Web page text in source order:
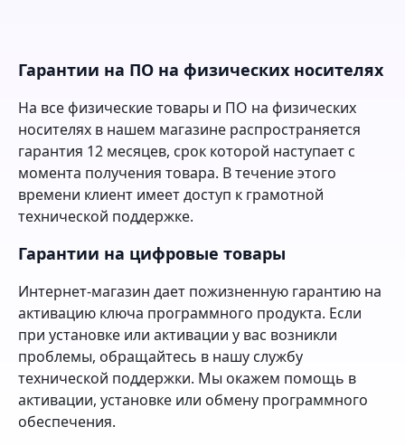
Гарантии на ПО на физических носителях
На все физические товары и ПО на физических
носителях в нашем магазине распространяется
гарантия 12 месяцев, срок которой наступает с
момента получения товара. В течение этого
времени клиент имеет доступ к грамотной
технической поддержке.
Гарантии на цифровые товары
Интернет-магазин дает пожизненную гарантию на
активацию ключа программного продукта. Если
при установке или активации у вас возникли
проблемы, обращайтесь в нашу службу
технической поддержки. Мы окажем помощь в
активации, установке или обмену программного
обеспечения.